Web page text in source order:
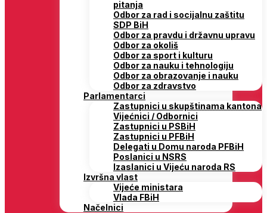
pitanja
Odbor za rad i socijalnu zaštitu
SDP BiH
Odbor za pravdu i državnu upravu
Odbor za okoliš
Odbor za sport i kulturu
Odbor za nauku i tehnologiju
Odbor za obrazovanje i nauku
Odbor za zdravstvo
Parlamentarci
Zastupnici u skupštinama kantona
Vijećnici / Odbornici
Zastupnici u PSBiH
Zastupnici u PFBiH
Delegati u Domu naroda PFBiH
Poslanici u NSRS
Izaslanici u Vijeću naroda RS
Izvršna vlast
Vijeće ministara
Vlada FBiH
Načelnici